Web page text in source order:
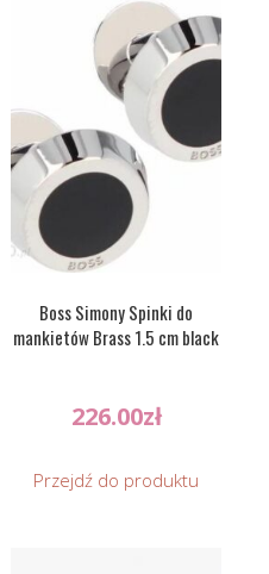
Boss Simony Spinki do
mankietów Brass 1.5 cm black
226.00zł
Przejdź do produktu